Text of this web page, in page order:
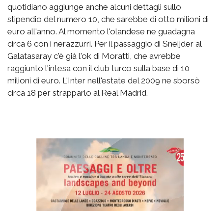
quotidiano aggiunge anche alcuni dettagli sullo
stipendio del numero 10, che sarebbe di otto milioni di
euro all'anno. Al momento l'olandese ne guadagna
circa 6 con i nerazzurri. Per il passaggio di Sneijder al
Galatasaray c'è già l'ok di Moratti, che avrebbe
raggiunto l'intesa con il club turco sulla base di 10
milioni di euro. L'Inter nell'estate del 2009 ne sborsò
circa 18 per strapparlo al Real Madrid.